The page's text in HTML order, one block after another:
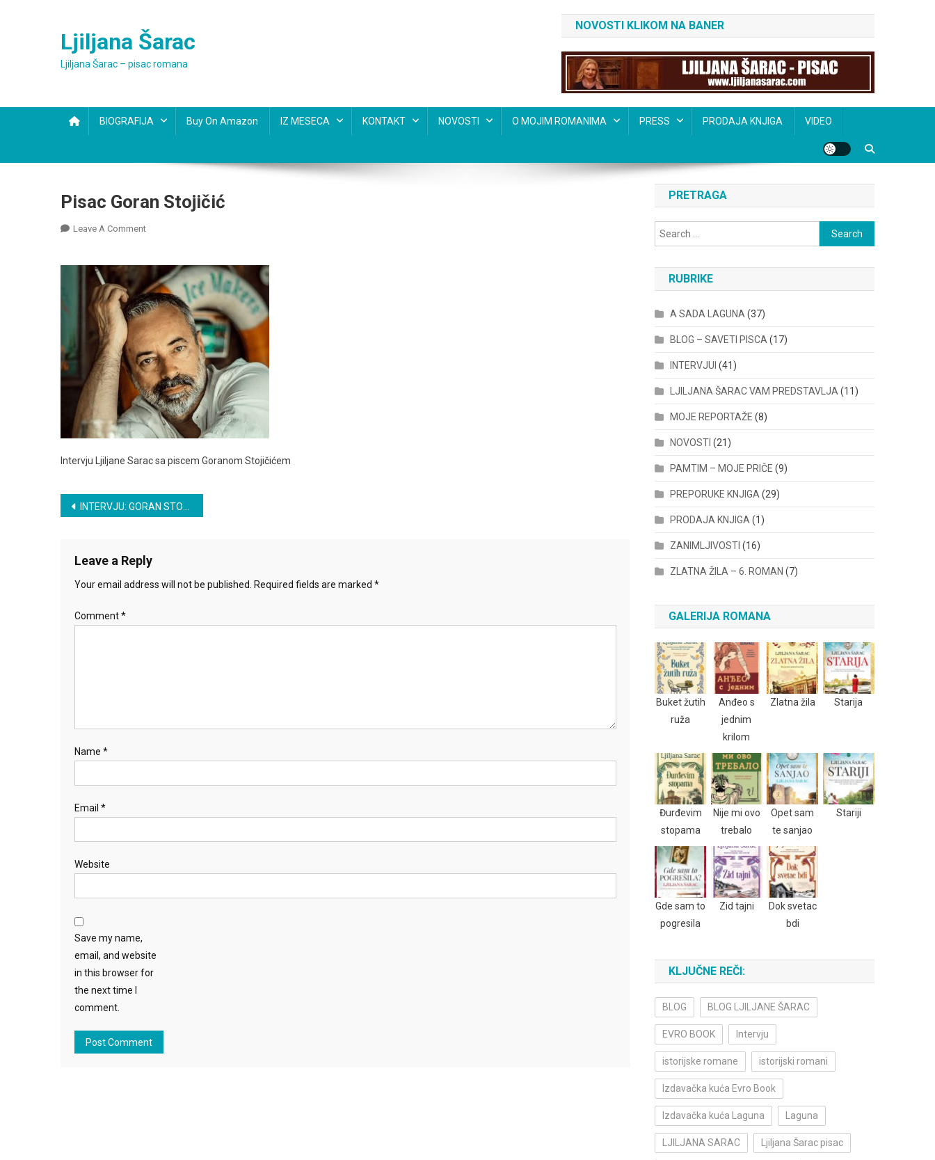
Ljiljana Šarac
Ljiljana Šarac – pisac romana
NOVOSTI KLIKOM NA BANER
BIOGRAFIJA Buy On Amazon IZ MESECA KONTAKT NOVOSTI O MOJIM ROMANIMA PRESS PRODAJA KNJIGA VIDEO
Pisac Goran Stojičić
Leave A CommentOn
Stojičić
Intervju Ljiljane Sarac sa piscem Goranom Stojičićem
Post
INTERVJU: GORAN STOJIČIĆ
Leave a Reply
Your email address will not be published. Required fields are marked *
Comment*
Name *
Email *
Website
Save my name,
email, and website
in this browser for
the next time I
comment.
PRETRAGA
Search
for:
RUBRIKE
A SADA LAGUNA (37)
BLOG – SAVETI PISCA (17)
INTERVJUI (41)
LJILJANA ŠARAC VAM PREDSTAVLJA (11)
MOJE REPORTAŽE (8)
NOVOSTI (21)
PAMTIM – MOJE PRIČE (9)
PREPORUKE KNJIGA (29)
PRODAJA KNJIGA (1)
ZANIMLJIVOSTI (16)
ZLATNA ŽILA – 6. ROMAN (7)
GALERIJA ROMANA
Buket žutih
ruža
Anđeo s
jednim
krilom
Zlatna žila Starija
Đurđevim
stopama
Nije mi ovo
trebalo
Opet sam
te sanjao
Stariji
Gde sam to
pogresila
Zid tajni
Dok svetac
bdi
KLJUČNE REČI:
BLOG BLOG LJILJANE ŠARAC
EVRO BOOK Intervju
istorijske romane istorijski romani
Izdavačka kuća Evro Book
Izdavačka kuća Laguna Laguna
LJILJANA SARAC Ljiljana Šarac pisac